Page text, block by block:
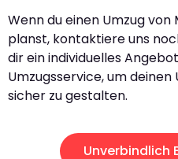
Wenn du einen Umzug
planst, kontaktiere uns
dir ein individuelles
Umzugsservice, um
sicher zu gestalten.
Unverbindlich